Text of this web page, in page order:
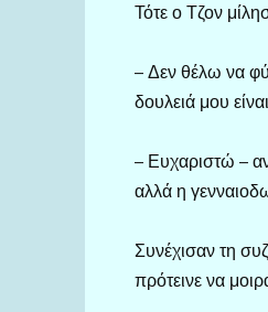
Τότε ο Τζον
– Δεν θέλω να
δουλειά μου
– Ευχαριστώ –
αλλά η
Συνέχισαν τη
πρότεινε να